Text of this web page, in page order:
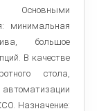
Основными
минимальная
большое
В качестве
стола,
Назначение: